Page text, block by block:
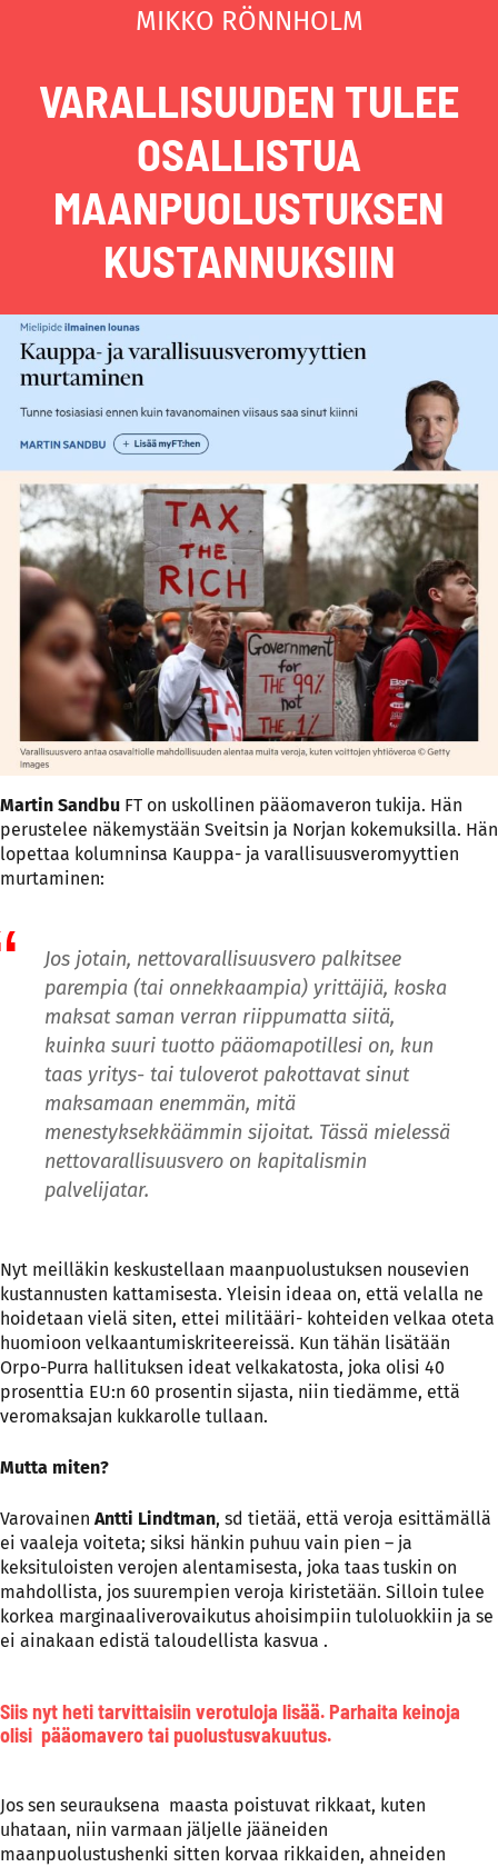
MIKKO RÖNNHOLM
VARALLISUUDEN TULEE
OSALLISTUA
MAANPUOLUSTUKSEN
KUSTANNUKSIIN
Martin Sandbu FT on uskollinen pääomaveron tukija. Hän
perustelee näkemystään Sveitsin ja Norjan kokemuksilla. Hän
lopettaa kolumninsa Kauppa- ja varallisuusveromyyttien
murtaminen:
Jos jotain, nettovarallisuusvero palkitsee
parempia (tai onnekkaampia) yrittäjiä, koska
maksat saman verran riippumatta siitä,
kuinka suuri tuotto pääomapotillesi on, kun
taas yritys- tai tuloverot pakottavat sinut
maksamaan enemmän, mitä
menestyksekkäämmin sijoitat. Tässä mielessä
nettovarallisuusvero on kapitalismin
palvelijatar.
Nyt meilläkin keskustellaan maanpuolustuksen nousevien
kustannusten kattamisesta. Yleisin ideaa on, että velalla ne
hoidetaan vielä siten, ettei militääri- kohteiden velkaa oteta
huomioon velkaantumiskriteereissä. Kun tähän lisätään
Orpo-Purra hallituksen ideat velkakatosta, joka olisi 40
prosenttia EU:n 60 prosentin sijasta, niin tiedämme, että
veromaksajan kukkarolle tullaan.
Mutta miten?
Varovainen Antti Lindtman, sd tietää, että veroja esittämällä
ei vaaleja voiteta; siksi hänkin puhuu vain pien – ja
keksituloisten verojen alentamisesta, joka taas tuskin on
mahdollista, jos suurempien veroja kiristetään. Silloin tulee
korkea marginaaliverovaikutus ahoisimpiin tuloluokkiin ja se
ei ainakaan edistä taloudellista kasvua .
Siis nyt heti tarvittaisiin verotuloja lisää. Parhaita keinoja
olisi pääomavero tai puolustusvakuutus.
Jos sen seurauksena maasta poistuvat rikkaat, kuten
uhataan, niin varmaan jäljelle jääneiden
maanpuolustushenki sitten korvaa rikkaiden, ahneiden